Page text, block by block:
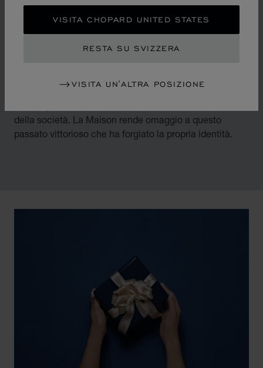
VISITA CHOPARD UNITED STATES
RESTA SU SVIZZERA
VISITA UN'ALTRA POSIZIONE
DIAMANTI IN
MOVIMENTO
metamorfosi di un’epoca caratterizzata da un vento di
della società. La Maison rende omaggio a questo
passato vittorioso che ha forgiato la propria identità.